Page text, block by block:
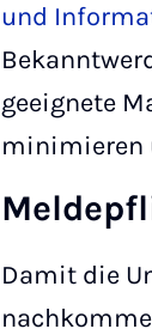
und
geeignete
minimieren
Damit die